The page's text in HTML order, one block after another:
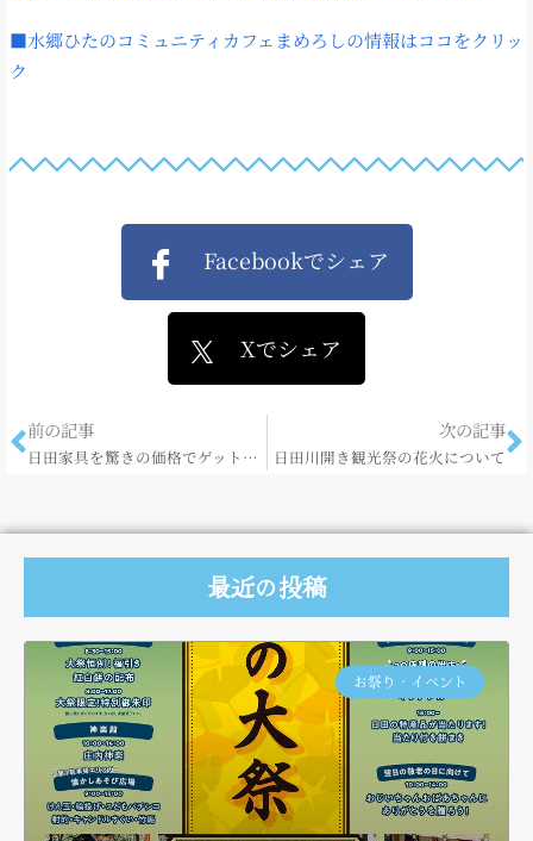
■水郷ひたのコミュニティカフェまめろしの情報はココをクリッ
ク
Facebookでシェア
Xでシェア
前の記事
日田家具を驚きの価格でゲットせよ！
次の記事
日田川開き観光祭の花火について
最近の投稿
お祭り・イベント